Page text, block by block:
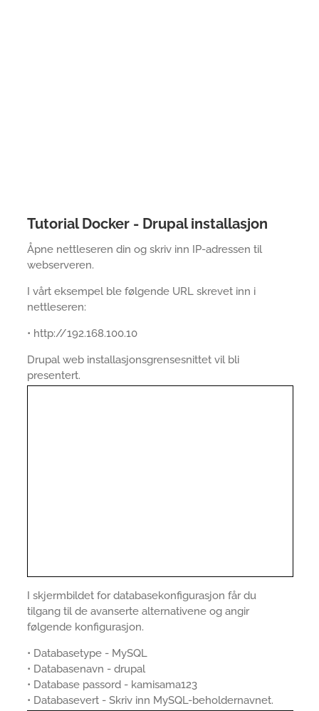
Tutorial Docker - Drupal installasjon
Åpne nettleseren din og skriv inn IP-adressen til
webserveren.
I vårt eksempel ble følgende URL skrevet inn i
nettleseren:
• http://192.168.100.10
Drupal web installasjonsgrensesnittet vil bli
presentert.
I skjermbildet for databasekonfigurasjon får du
tilgang til de avanserte alternativene og angir
følgende konfigurasjon.
• Databasetype - MySQL
• Databasenavn - drupal
• Database passord - kamisama123
• Databasevert - Skriv inn MySQL-beholdernavnet.